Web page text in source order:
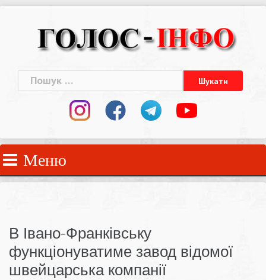
Пошук:
Меню
В Івано-Франківську
функціонуватиме завод відомої
швейцарська компанії